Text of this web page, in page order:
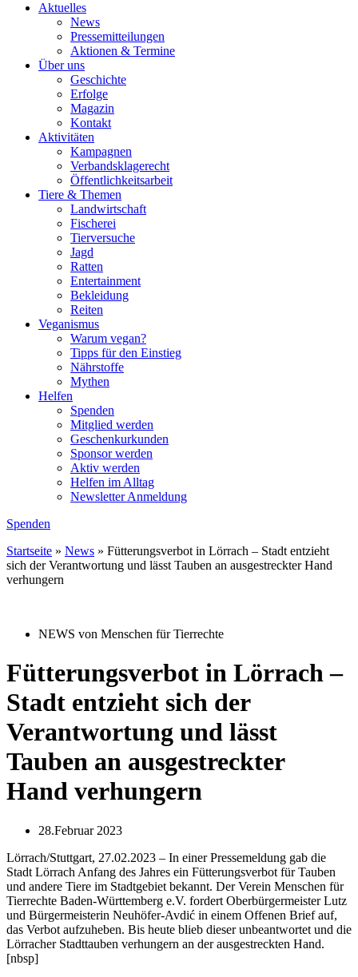
Aktuelles
News
Pressemitteilungen
Aktionen & Termine
Über uns
Geschichte
Erfolge
Magazin
Kontakt
Aktivitäten
Kampagnen
Verbandsklagerecht
Öffentlichkeitsarbeit
Tiere & Themen
Landwirtschaft
Fischerei
Tierversuche
Jagd
Ratten
Entertainment
Bekleidung
Reiten
Veganismus
Warum vegan?
Tipps für den Einstieg
Nährstoffe
Mythen
Helfen
Spenden
Mitglied werden
Geschenkurkunden
Sponsor werden
Aktiv werden
Helfen im Alltag
Newsletter Anmeldung
Spenden
Startseite » News » Fütterungsverbot in Lörrach – Stadt entzieht
sich der Verantwortung und lässt Tauben an ausgestreckter Hand
verhungern
NEWS von Menschen für Tierrechte
Fütterungsverbot in Lörrach –
Stadt entzieht sich der
Verantwortung und lässt
Tauben an ausgestreckter
Hand verhungern
28.Februar 2023
Lörrach/Stuttgart, 27.02.2023 – In einer Pressemeldung gab die
Stadt Lörrach Anfang des Jahres ein Fütterungsverbot für Tauben
und andere Tiere im Stadtgebiet bekannt. Der Verein Menschen für
Tierrechte Baden-Württemberg e.V. fordert Oberbürgermeister Lutz
und Bürgermeisterin Neuhöfer-Avdić in einem Offenen Brief auf,
das Verbot aufzuheben. Bis heute blieb dieser unbeantwortet und die
Lörracher Stadttauben verhungern an der ausgestreckten Hand.
[nbsp]